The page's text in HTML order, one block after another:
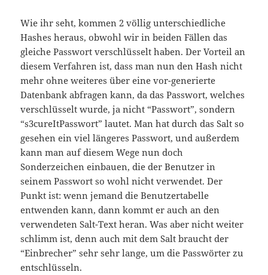
Wie ihr seht, kommen 2 völlig unterschiedliche
Hashes heraus, obwohl wir in beiden Fällen das
gleiche Passwort verschlüsselt haben. Der Vorteil an
diesem Verfahren ist, dass man nun den Hash nicht
mehr ohne weiteres über eine vor-generierte
Datenbank abfragen kann, da das Passwort, welches
verschlüsselt wurde, ja nicht “Passwort”, sondern
“s3cureItPasswort” lautet. Man hat durch das Salt so
gesehen ein viel längeres Passwort, und außerdem
kann man auf diesem Wege nun doch
Sonderzeichen einbauen, die der Benutzer in
seinem Passwort so wohl nicht verwendet. Der
Punkt ist: wenn jemand die Benutzertabelle
entwenden kann, dann kommt er auch an den
verwendeten Salt-Text heran. Was aber nicht weiter
schlimm ist, denn auch mit dem Salt braucht der
“Einbrecher” sehr sehr lange, um die Passwörter zu
entschlüsseln.